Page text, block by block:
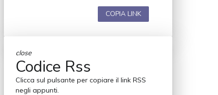
COPIA LINK
close
Codice Rss
Clicca sul pulsante per copiare il link RSS
negli appunti.